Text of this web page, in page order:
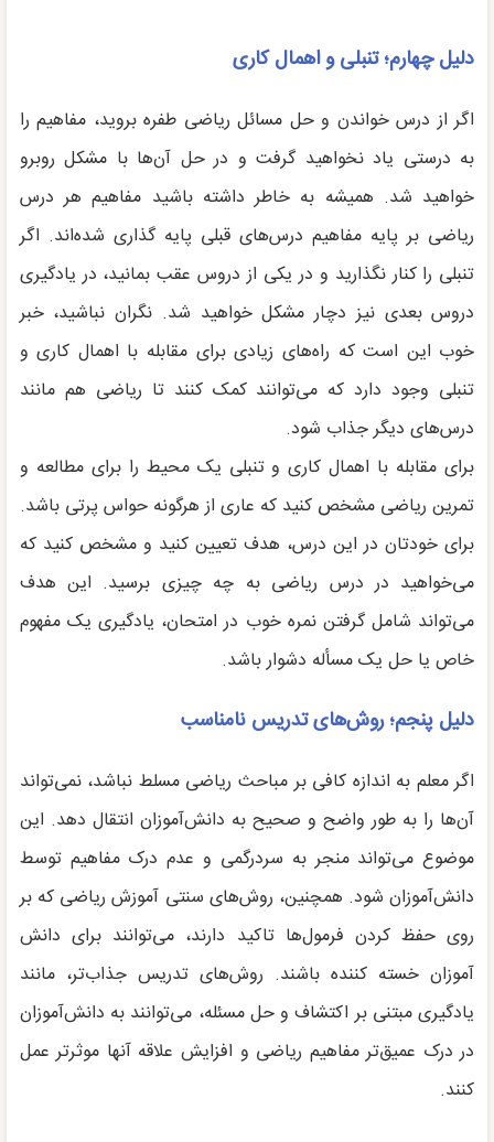
دلیل چهارم؛ تنبلی و اهمال کاری
اگر از درس خواندن و حل مسائل ریاضی طفره بروید، مفاهیم را
به درستی یاد نخواهید گرفت و در حل آن‌ها با مشکل روبرو
خواهید شد. همیشه به خاطر داشته باشید مفاهیم هر درس
ریاضی بر پایه مفاهیم درس‌های قبلی پایه گذاری شده‌اند. اگر
تنبلی را کنار نگذارید و در یکی از دروس عقب بمانید، در یادگیری
دروس بعدی نیز دچار مشکل خواهید شد. نگران نباشید، خبر
خوب این است که راه‌های زیادی برای مقابله با اهمال کاری و
تنبلی وجود دارد که می‌توانند کمک کنند تا ریاضی هم مانند
درس‌های دیگر جذاب شود.
برای مقابله با اهمال کاری و تنبلی یک محیط را برای مطالعه و
تمرین ریاضی مشخص کنید که عاری از هرگونه حواس پرتی باشد.
برای خودتان در این درس، هدف تعیین کنید و مشخص کنید که
می‌خواهید در درس ریاضی به چه چیزی برسید. این هدف
می‌تواند شامل گرفتن نمره خوب در امتحان، یادگیری یک مفهوم
خاص یا حل یک مسأله دشوار باشد.
دلیل پنجم؛ روش‌های تدریس نامناسب
اگر معلم به اندازه کافی بر مباحث ریاضی مسلط نباشد، نمی‌تواند
آن‌ها را به طور واضح و صحیح به دانش‌آموزان انتقال دهد. این
موضوع می‌تواند منجر به سردرگمی و عدم درک مفاهیم توسط
دانش‌آموزان شود. همچنین، روش‌های سنتی آموزش ریاضی که بر
روی حفظ کردن فرمول‌ها تاکید دارند، می‌توانند برای دانش
آموزان خسته کننده باشند. روش‌های تدریس جذاب‌تر، مانند
یادگیری مبتنی بر اکتشاف و حل مسئله، می‌توانند به دانش‌آموزان
در درک عمیق‌تر مفاهیم ریاضی و افزایش علاقه آنها موثرتر عمل
کنند.